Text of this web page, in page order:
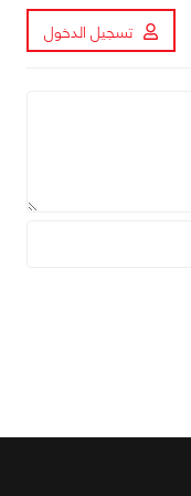
تسجيل الدخول